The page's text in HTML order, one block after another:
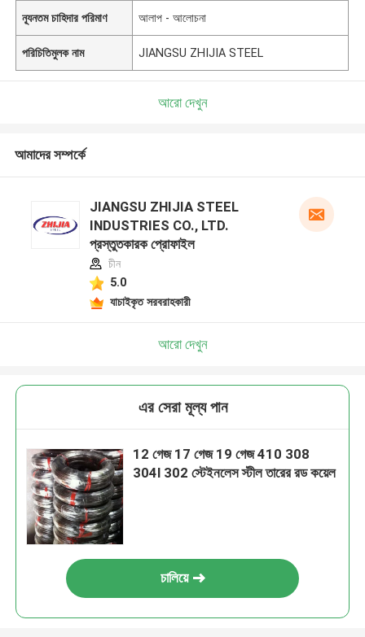
ন্যূনতম চাহিদার পরিমাণ আলাপ - আলোচনা
পরিচিতিমুলক নাম JIANGSU ZHIJIA STEEL
আরো দেখুন
আমাদের সম্পর্কে
JIANGSU ZHIJIA STEEL
INDUSTRIES CO., LTD.
প্রস্তুতকারক প্রোফাইল
চীন
5.0
যাচাইকৃত সরবরাহকারী
আরো দেখুন
এর সেরা মূল্য পান
12 গেজ 17 গেজ 19 গেজ 410 308
304l 302 স্টেইনলেস স্টীল তারের রড কয়েল
চালিয়ে